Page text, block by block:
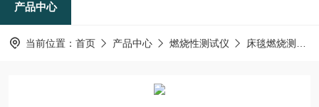
产品中心
当前位置： 首页 产品中心 燃烧性测试仪 床毯燃烧测试仪